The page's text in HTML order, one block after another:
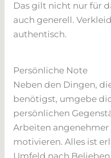
Das gilt nicht nur für
auch generell.
authentisch.
Persönliche Note
Neben den Dingen,
benötigst, umgebe
persönlichen
Arbeiten
motivieren. Alles ist
Umfeld nach